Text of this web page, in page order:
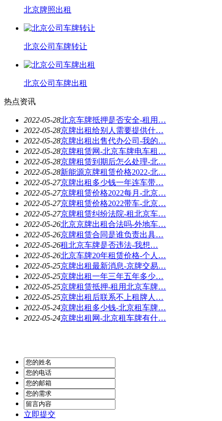
北京牌照出租
北京公司车牌转让
北京公司车牌出租
热点资讯
2022-05-28北京车牌抵押是否安全-租用…
2022-05-28京牌出租给别人需要提供什…
2022-05-28京牌出租出售代办公司-我的…
2022-05-28京牌租赁网-北京车牌电车租…
2022-05-28京牌租赁到期后怎么处理-北…
2022-05-28新能源京牌租赁价格2022-北…
2022-05-27京牌出租多少钱一年连车带…
2022-05-27京牌租赁价格2022每月-北京…
2022-05-27京牌租赁价格2022带车-北京…
2022-05-27京牌租赁纠纷法院-租北京车…
2022-05-26北京京牌出租合法吗-外地车…
2022-05-26京牌租赁合同是谁负责出具…
2022-05-26​租北京车牌是否违法-我想…
2022-05-26北京车牌20年租赁价格-个人…
2022-05-25京牌出租最新消息-京牌交易…
2022-05-25京牌出租一年三年五年多少…
2022-05-25京牌租赁抵押-租用北京车牌…
2022-05-25京牌出租后联系不上租牌人…
2022-05-24京牌出租多少钱-北京租车牌…
2022-05-24京牌出租网-北京租车牌有什…
立即提交